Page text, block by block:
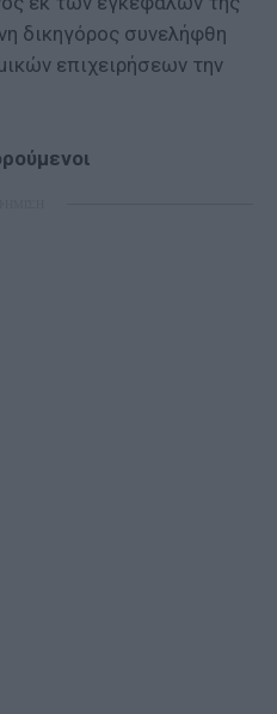
δικηγόρος συνελήφθη
επιχειρήσεων την